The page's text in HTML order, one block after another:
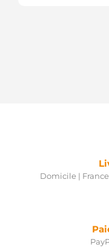
Domicile |